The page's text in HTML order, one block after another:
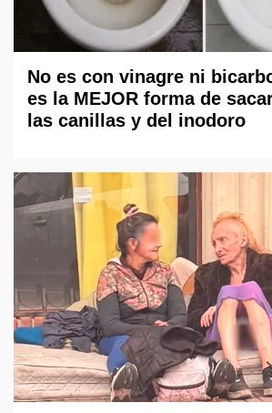
No es con vinagre ni
es la MEJOR forma de
las canillas y del inodoro